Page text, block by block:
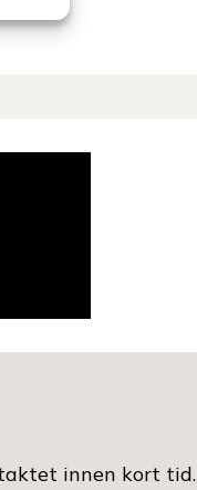
innen kort tid.